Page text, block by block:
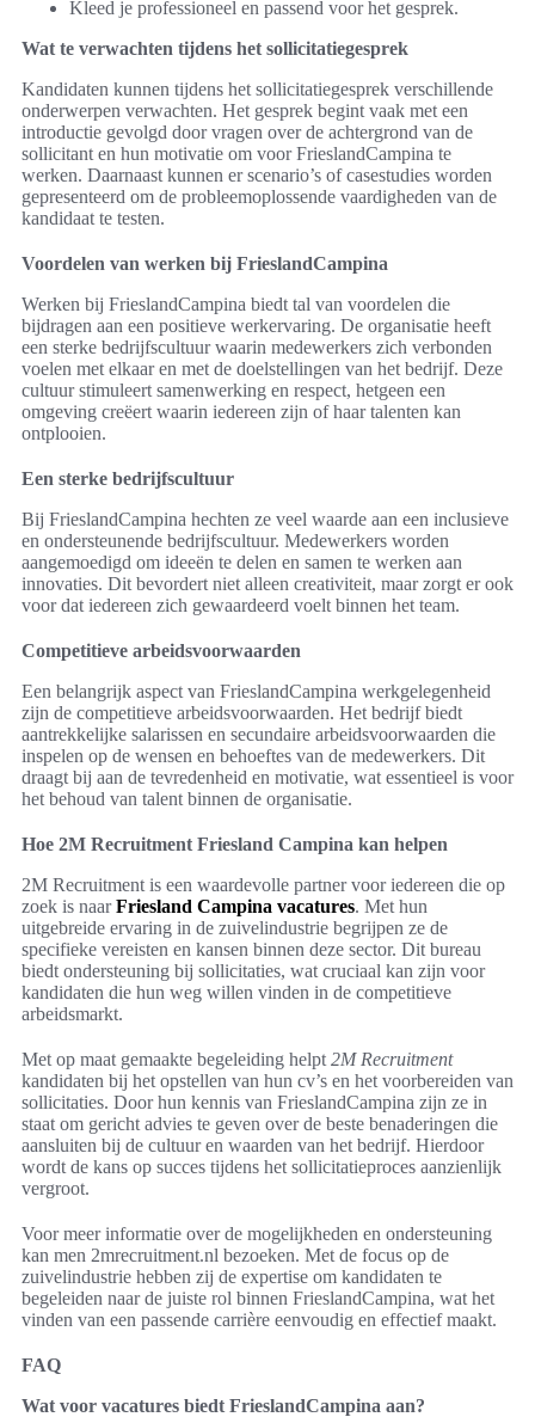
Kleed je professioneel en passend voor het gesprek.
Wat te verwachten tijdens het sollicitatiegesprek
Kandidaten kunnen tijdens het sollicitatiegesprek verschillende
onderwerpen verwachten. Het gesprek begint vaak met een
introductie gevolgd door vragen over de achtergrond van de
sollicitant en hun motivatie om voor FrieslandCampina te
werken. Daarnaast kunnen er scenario’s of casestudies worden
gepresenteerd om de probleemoplossende vaardigheden van de
kandidaat te testen.
Voordelen van werken bij FrieslandCampina
Werken bij FrieslandCampina biedt tal van voordelen die
bijdragen aan een positieve werkervaring. De organisatie heeft
een sterke bedrijfscultuur waarin medewerkers zich verbonden
voelen met elkaar en met de doelstellingen van het bedrijf. Deze
cultuur stimuleert samenwerking en respect, hetgeen een
omgeving creëert waarin iedereen zijn of haar talenten kan
ontplooien.
Een sterke bedrijfscultuur
Bij FrieslandCampina hechten ze veel waarde aan een inclusieve
en ondersteunende bedrijfscultuur. Medewerkers worden
aangemoedigd om ideeën te delen en samen te werken aan
innovaties. Dit bevordert niet alleen creativiteit, maar zorgt er ook
voor dat iedereen zich gewaardeerd voelt binnen het team.
Competitieve arbeidsvoorwaarden
Een belangrijk aspect van FrieslandCampina werkgelegenheid
zijn de competitieve arbeidsvoorwaarden. Het bedrijf biedt
aantrekkelijke salarissen en secundaire arbeidsvoorwaarden die
inspelen op de wensen en behoeftes van de medewerkers. Dit
draagt bij aan de tevredenheid en motivatie, wat essentieel is voor
het behoud van talent binnen de organisatie.
Hoe 2M Recruitment Friesland Campina kan helpen
2M Recruitment is een waardevolle partner voor iedereen die op
zoek is naarFriesland Campina vacatures. Met hun
uitgebreide ervaring in de zuivelindustrie begrijpen ze de
specifieke vereisten en kansen binnen deze sector. Dit bureau
biedt ondersteuning bij sollicitaties, wat cruciaal kan zijn voor
kandidaten die hun weg willen vinden in de competitieve
arbeidsmarkt.
Met op maat gemaakte begeleiding helpt 2M Recruitment
kandidaten bij het opstellen van hun cv’s en het voorbereiden van
sollicitaties. Door hun kennis van FrieslandCampina zijn ze in
staat om gericht advies te geven over de beste benaderingen die
aansluiten bij de cultuur en waarden van het bedrijf. Hierdoor
wordt de kans op succes tijdens het sollicitatieproces aanzienlijk
vergroot.
Voor meer informatie over de mogelijkheden en ondersteuning
kan men 2mrecruitment.nl bezoeken. Met de focus op de
zuivelindustrie hebben zij de expertise om kandidaten te
begeleiden naar de juiste rol binnen FrieslandCampina, wat het
vinden van een passende carrière eenvoudig en effectief maakt.
FAQ
Wat voor vacatures biedt FrieslandCampina aan?